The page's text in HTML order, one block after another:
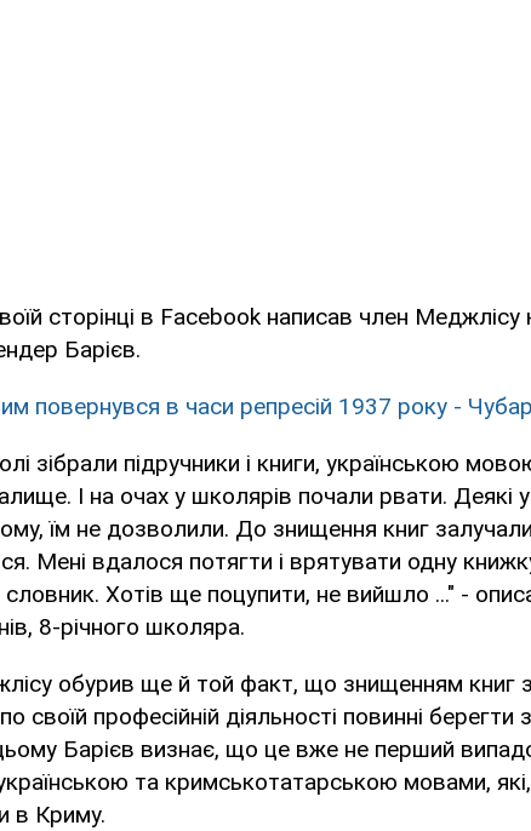
сторінці в Facebook написав член
Барієв.
повернувся в часи репресій 1937 року -
зібрали підручники і книги, українською
І на очах у школярів почали рвати. Деякі
їм не дозволили. До знищення книг залучали
Мені вдалося потягти і врятувати одну
словник. Хотів ще поцупити, не вийшло ..." -
8-річного школяра.
обурив ще й той факт, що знищенням книг
по своїй професійній діяльності повинні
Барієв визнає, що це вже не перший
та кримськотатарською мовами,
в Криму.